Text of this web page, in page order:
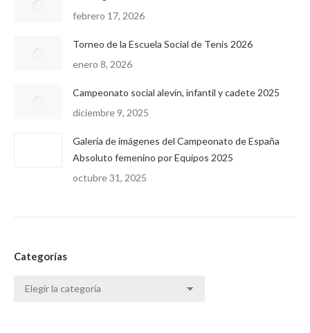
febrero 17, 2026
Torneo de la Escuela Social de Tenis 2026
enero 8, 2026
Campeonato social alevín, infantil y cadete 2025
diciembre 9, 2025
Galería de imágenes del Campeonato de España
Absoluto femenino por Equipos 2025
octubre 31, 2025
Categorías
Categorías